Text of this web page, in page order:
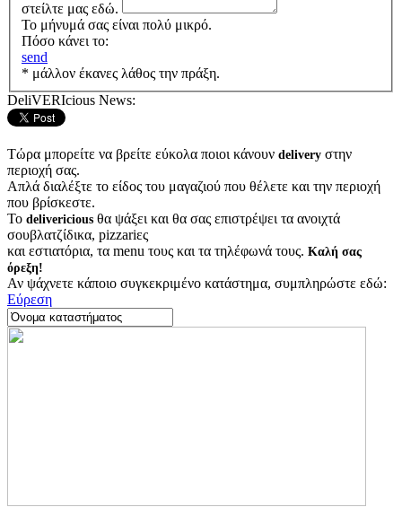
στείλτε μας εδώ.
Το μήνυμά σας είναι πολύ μικρό.
Πόσο κάνει το:
send
* μάλλον έκανες λάθος την πράξη.
DeliVERIcious News:
Τώρα μπορείτε να βρείτε εύκολα ποιοι κάνουν delivery στην
περιοχή σας.
Απλά διαλέξτε το είδος του μαγαζιού που θέλετε και την περιοχή
που βρίσκεστε.
Το delivericious θα ψάξει και θα σας επιστρέψει τα ανοιχτά
σουβλατζίδικα, pizzariες
και εστιατόρια, τα menu τους και τα τηλέφωνά τους. Καλή σας
όρεξη!
Αν ψάχνετε κάποιο συγκεκριμένο κατάστημα, συμπληρώστε εδώ:
Εύρεση